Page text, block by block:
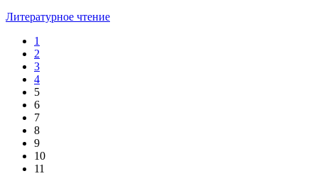
Литературное чтение
1
2
3
4
5
6
7
8
9
10
11